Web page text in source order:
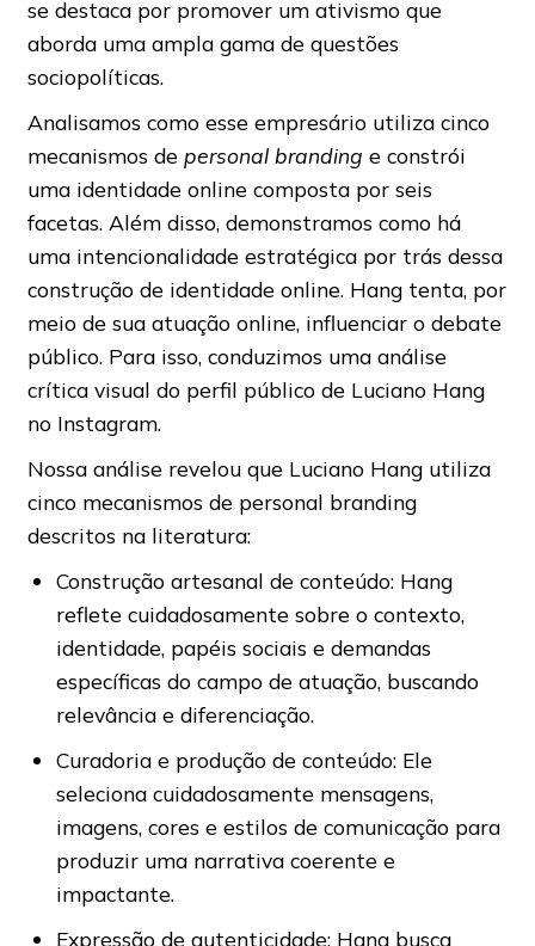
se destaca por promover um ativismo que
aborda uma ampla gama de questões
sociopolíticas.
Analisamos como esse empresário utiliza cinco
mecanismos de personal branding e constrói
uma identidade online composta por seis
facetas. Além disso, demonstramos como há
uma intencionalidade estratégica por trás dessa
construção de identidade online. Hang tenta, por
meio de sua atuação online, influenciar o debate
público. Para isso, conduzimos uma análise
crítica visual do perfil público de Luciano Hang
no Instagram.
Nossa análise revelou que Luciano Hang utiliza
cinco mecanismos de personal branding
descritos na literatura:
Construção artesanal de conteúdo: Hang
reflete cuidadosamente sobre o contexto,
identidade, papéis sociais e demandas
específicas do campo de atuação, buscando
relevância e diferenciação.
Curadoria e produção de conteúdo: Ele
seleciona cuidadosamente mensagens,
imagens, cores e estilos de comunicação para
produzir uma narrativa coerente e
impactante.
Expressão de autenticidade: Hang busca